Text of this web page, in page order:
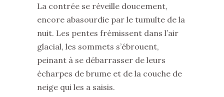
La contrée se réveille doucement,
encore abasourdie par le tumulte de la
nuit. Les pentes frémissent dans l’air
glacial, les sommets s’ébrouent,
peinant à se débarrasser de leurs
écharpes de brume et de la couche de
neige qui les a saisis.